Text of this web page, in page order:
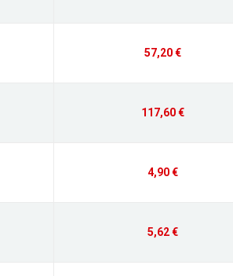
57,20 €
117,60 €
4,90 €
5,62 €